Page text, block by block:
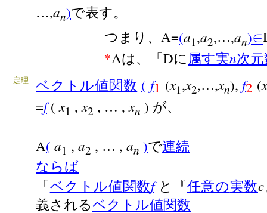
…,an)で表す。
つまり、 A=(a1 ,a2,…,an)∈
*Aは、「 Dに 属す実n次
定理 ベクトル値関数 ( f1 (x1 ,x2,…,xn), f2 (x
=f (x1 ,x2 , … ,xn ) が、
A( a1 , a2 , … , an )で連続
ならば
「ベクトル値関数f と『任意の実数c
義されるベクトル値関数